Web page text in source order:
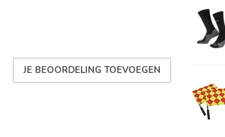
JE BEOORDELING TOEVOEGEN